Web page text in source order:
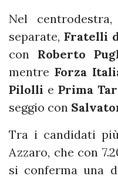
Nel
separate, Fratelli
con Roberto
mentre Forza
Pilolli e Prima
seggio con
Tra i candidati
Azzaro, che con
si conferma una